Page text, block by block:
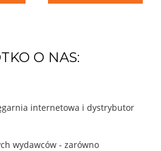
O NAS:
internetowa i dystrybutor
wydawców - zarówno